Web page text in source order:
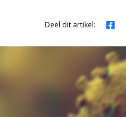
Deel dit artikel: